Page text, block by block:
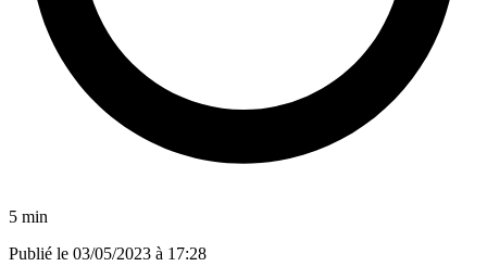
5 min
Publié le 03/05/2023 à 17:28